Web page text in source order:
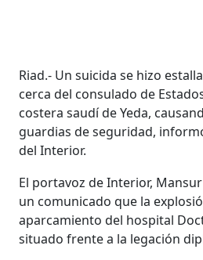
Riad.- Un suicida se hizo
cerca del consulado de
costera saudí de Yeda,
guardias de seguridad,
del Interior.
El portavoz de Interior,
un comunicado que la
aparcamiento del hospital
situado frente a la legación